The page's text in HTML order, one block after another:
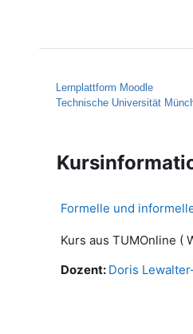
Lernplattform Moodle
Technische Universität
Formelle und
Kurs aus TUMOnline (
Dozent: Doris